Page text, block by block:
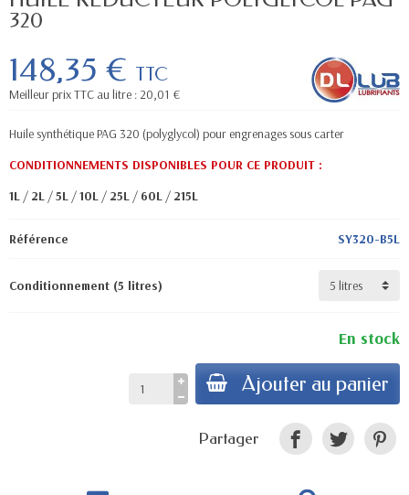
320
148,35 € TTC
Meilleur prix TTC au litre : 20,01 €
Huile synthétique PAG 320 (polyglycol) pour engrenages sous carter
CONDITIONNEMENTS DISPONIBLES POUR CE PRODUIT :
1L / 2L /5L /10L / 25L / 60L / 215L
Référence SY320-B5L
Conditionnement (5 litres)
En stock
Ajouter au panier
Partager